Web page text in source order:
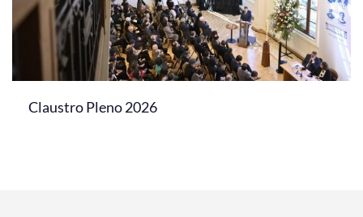
Claustro Pleno 2026